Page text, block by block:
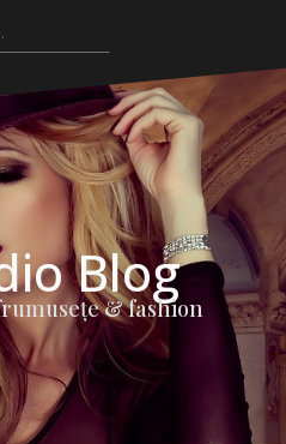
Blog
& fashion